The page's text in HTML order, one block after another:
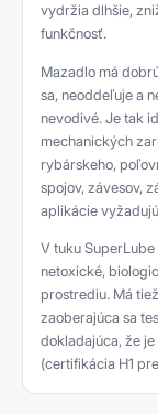
vydržia dlhšie,
funkčnosť.
Mazadlo má
sa, neoddeľuje a
nevodivé. Je tak
mechanických
rybárskeho,
spojov, závesov,
aplikácie
V tuku
netoxické,
prostrediu. Má
zaoberajúca sa
dokladajúca, že
(certifikácia H1